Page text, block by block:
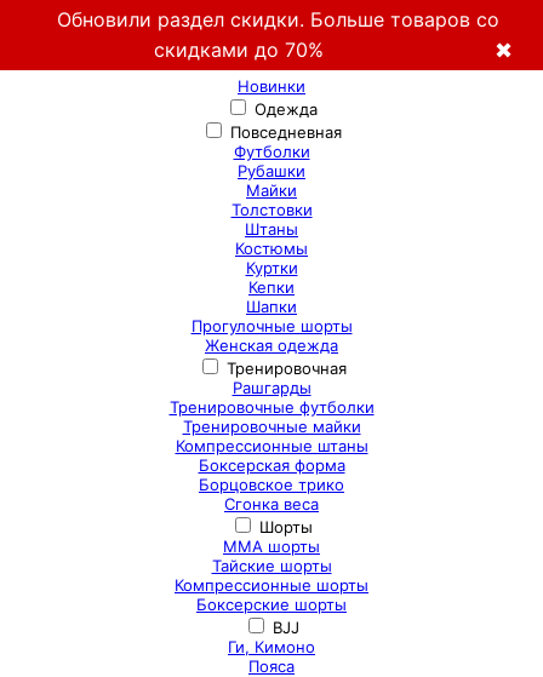
Обновили раздел скидки. Больше товаров со
скидками до 70%
✖
Новинки
Одежда
Повседневная
Футболки
Рубашки
Майки
Толстовки
Штаны
Костюмы
Куртки
Кепки
Шапки
Прогулочные шорты
Женская одежда
Тренировочная
Рашгарды
Тренировочные футболки
Тренировочные майки
Компрессионные штаны
Боксерская форма
Борцовское трико
Сгонка веса
Шорты
ММА шорты
Тайские шорты
Компрессионные шорты
Боксерские шорты
BJJ
Ги, Кимоно
Пояса